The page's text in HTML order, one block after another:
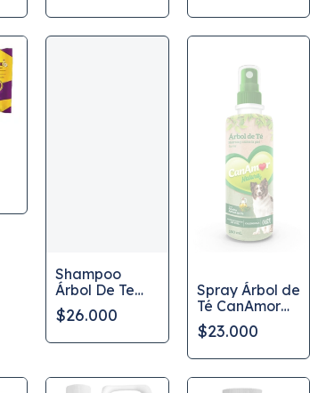
salud
Shampoo
Árbol De Te
Gatos
CanAmor
230ml
$26.000
Spray Árbol de
Té CanAmor
por 150 ml
$23.000